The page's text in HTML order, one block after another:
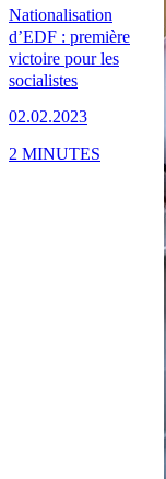
Nationalisation
d’EDF : première
victoire pour les
socialistes
02.02.2023
2 MINUTES